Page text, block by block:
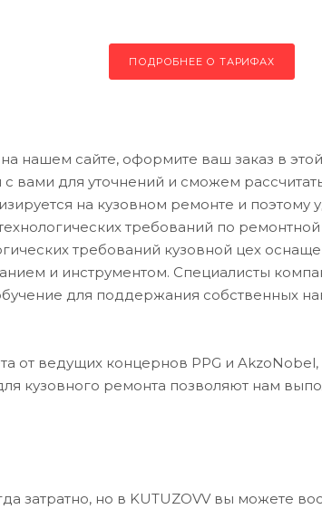
ПОДРОБНЕЕ О ТАРИФАХ
нашем сайте, оформите ваш заказ в
вами для уточнений и сможем
на кузовном ремонте и поэтому
требований по ремонтной
требований кузовной цех
и инструментом. Специалисты
для поддержания собственных
от ведущих концернов PPG и
кузовного ремонта позволяют нам
затратно, но в KUTUZOVV вы можете